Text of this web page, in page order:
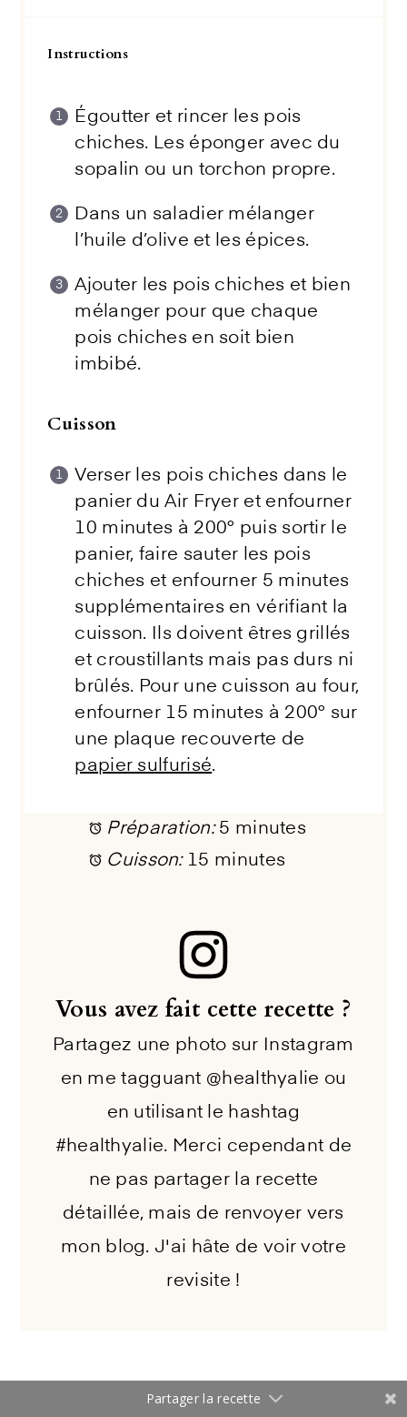
Instructions
Égoutter et rincer les pois
chiches. Les éponger avec du
sopalin ou un torchon propre.
Dans un saladier mélanger
l’huile d’olive et les épices.
Ajouter les pois chiches et bien
mélanger pour que chaque
pois chiches en soit bien
imbibé.
Cuisson
Verser les pois chiches dans le
panier du Air Fryer et enfourner
10 minutes à 200° puis sortir le
panier, faire sauter les pois
chiches et enfourner 5 minutes
supplémentaires en vérifiant la
cuisson. Ils doivent êtres grillés
et croustillants mais pas durs ni
brûlés. Pour une cuisson au four,
enfourner 15 minutes à 200° sur
une plaque recouverte de
papier sulfurisé.
Préparation: 5 minutes
Cuisson: 15 minutes
Vous avez fait cette recette ?
Partagez une photo sur Instagram
en me tagguant @healthyalie ou
en utilisant le hashtag
#healthyalie. Merci cependant de
ne pas partager la recette
détaillée, mais de renvoyer vers
mon blog. J'ai hâte de voir votre
revisite !
Partager la recette